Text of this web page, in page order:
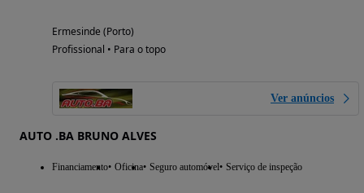
Ermesinde (Porto)
Profissional • Para o topo
Ver anúncios
AUTO .BA BRUNO ALVES
Financiamento Oficina Seguro automóvel Serviço de inspeção